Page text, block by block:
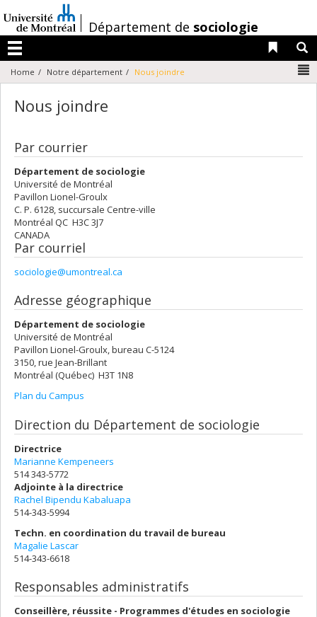
au
contenu
/Département de sociologie
Menu
Liens
Home Notre département Nous joindre
Nous joindre
Par courrier
Département de sociologie
Université de Montréal
Pavillon Lionel-Groulx
C. P. 6128, succursale Centre-ville
Montréal QC H3C 3J7
CANADA
Par courriel
sociologie@umontreal.ca
Adresse géographique
Département de sociologie
Université de Montréal
Pavillon Lionel-Groulx, bureau C-5124
3150, rue Jean-Brillant
Montréal (Québec) H3T 1N8
Plan du Campus
Direction du Département de sociologie
Directrice
Marianne Kempeneers
514 343-5772
Adjointe à la directrice
Rachel Bipendu Kabaluapa
514-343-5994
Techn. en coordination du travail de bureau
Magalie Lascar
514-343-6618
Responsables administratifs
Conseillère, réussite - Programmes d'études en sociologie